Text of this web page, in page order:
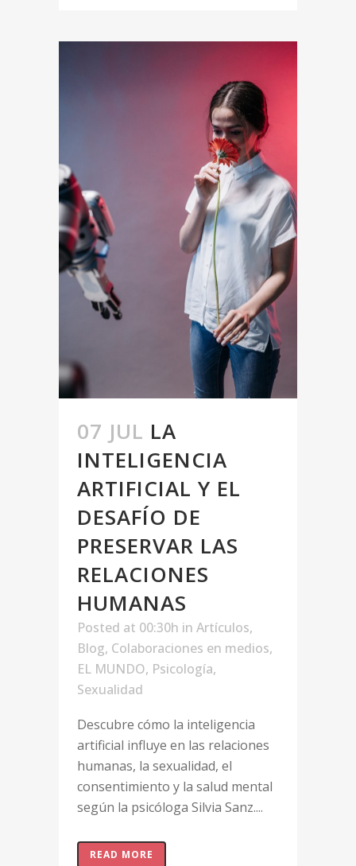
07 JUL LA
INTELIGENCIA
ARTIFICIAL Y EL
DESAFÍO DE
PRESERVAR LAS
RELACIONES
HUMANAS
Posted at 00:30h in Artículos,
Blog, Colaboraciones en medios,
EL MUNDO, Psicología,
Sexualidad
Descubre cómo la inteligencia
artificial influye en las relaciones
humanas, la sexualidad, el
consentimiento y la salud mental
según la psicóloga Silvia Sanz....
READ MORE